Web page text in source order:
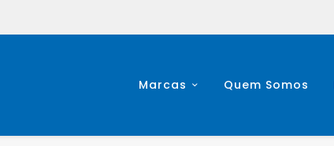
Marcas Quem Somos